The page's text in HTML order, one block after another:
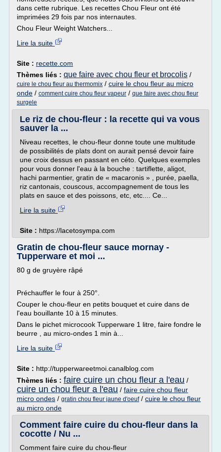
dans cette rubrique. Les recettes Chou Fleur ont été
imprimées 29 fois par nos internautes.
Chou Fleur Weight Watchers...
Lire la suite
Site : recette.com
Thèmes liés : que faire avec chou fleur et brocolis /
cuire le chou fleur au thermomix / cuire le chou fleur au micro
onde / comment cuire chou fleur vapeur / que faire avec chou fleur
surgele
Le riz de chou-fleur : la recette qui va vous
sauver la ...
Niveau recettes, le chou-fleur donne toute une multitude
de possibilités de plats dont on aurait pensé devoir faire
une croix dessus en passant en céto. Quelques exemples
pour vous donner l'eau à la bouche : tartiflette, aligot,
hachi parmentier, gratin de « macaronis » , purée, paella,
riz cantonais, couscous, accompagnement de tous les
plats en sauce et des poissons, etc, etc.... Ce...
Lire la suite
Site : https://lacetosympa.com
Gratin de chou-fleur sauce mornay -
Tupperware et moi ...
80 g de gruyère râpé
Préchauffer le four à 250°.
Couper le chou-fleur en petits bouquet et cuire dans de
l'eau bouillante 10 à 15 minutes.
Dans le pichet microcook Tupperware 1 litre, faire fondre le
beurre , au micro-ondes 1 min à...
Lire la suite
Site : http://tupperwareetmoi.canalblog.com
Thèmes liés : faire cuire un chou fleur a l'eau /
cuire un chou fleur a l'eau / faire cuire chou fleur
micro ondes / gratin chou fleur jaune d'oeuf/ cuire le chou fleur
au micro onde
Comment faire cuire du chou-fleur dans la
cocotte / Nu ...
Comment faire cuire du chou-fleur